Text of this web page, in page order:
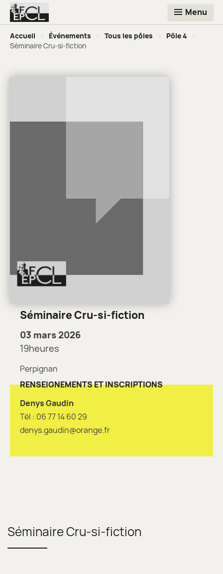
Menu
Accueil > Événements > Tous les pôles > Pôle 4
>
Séminaire Cru-si-fiction
Séminaire Cru-si-fiction
03 mars 2026
19heures
Perpignan
RENSEIGNEMENTS ET INSCRIPTIONS
Denys Gaudin
Tél : 06 77 14 60 29
denys.gaudin@orange.fr
Séminaire Cru-si-fiction